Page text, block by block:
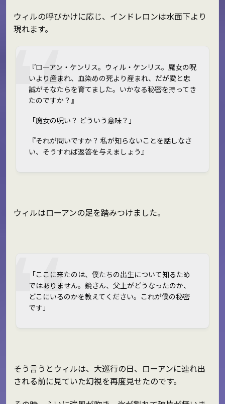
ウィルの呼びかけに応じ、インドレロンは水面下より
現れます。
『ローアン・ケンリス。ウィル・ケンリス。魔女の呪
いより産まれ、血染めの死より産まれ、だが愛と忠
誠がそなたらを育てました。いかなる秘密を持ってき
たのですか？』
「魔女の呪い？ どういう意味？」
『それが問いですか？ 私が知らないことを話しなさ
い、そうすれば返答を与えましょう』
ウィルはローアンの足を踏みつけました。
「ここに来たのは、僕たちの出生について知るため
ではありません。鏡さん、父上がどうなったのか、
どこにいるのかを教えてください。これが僕の秘密
です」
そう言うとウィルは、大巡行の日、ローアンに連れ出
される前に見ていた幻視を再度見せたのです。